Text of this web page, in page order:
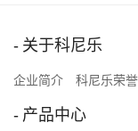
关于科尼乐
企业简介 科尼乐荣誉
产品中心